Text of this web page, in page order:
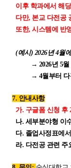
이후 학과에서 해
다만, 본교 다전공
또한, 시스템에 반
(예시) 2026년 4월
→ 2026년 5월 본
→ 4월부터 다전공
7. 안내사항
가. 구글폼 신청 후
나. 세부분야형 이
다. 졸업사정표에
라. 다전공 관련 주